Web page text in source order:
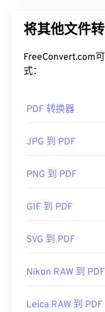
使用 Windows
件。CorelDRAW
和创建程序。要转
在线
一个常用的 ICO
Paint 、 Apple
首次发布：1985年
https://
https://
之一。PDF 之所以
都始终保持一致。
大多数人需要打开
无疑是市面上最受
你可能永远不需要
以自动打开 PDF
如果您需要更多功
ISO
首次发布：1993年
将其他文件
FreeConvert.com
式：
PDF 转换器
JPG 到 PDF
PNG 到 PDF
GIF 到 PDF
SVG 到 PDF
Nikon RAW 到 PDF
Leica RAW 到 PDF